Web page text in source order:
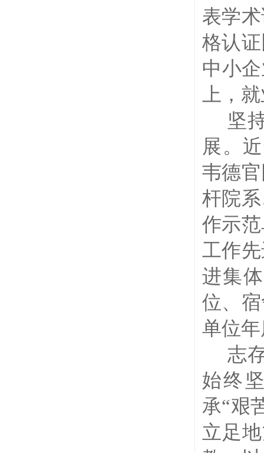
表学
格认
中小
上，
坚
展。
韦德
杆院
作示
工作
进集
位、
单位
志
始终
承“艰
立足